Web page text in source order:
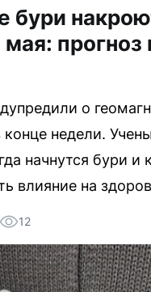
бури
прогноз
о
недели.
начнутся бури и
влияние на
12